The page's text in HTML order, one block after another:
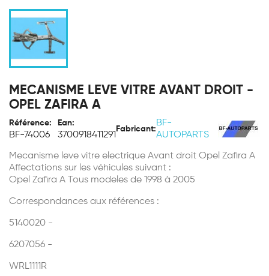
MECANISME LEVE VITRE AVANT DROIT -
OPEL ZAFIRA A
Référence:
BF-74006
Ean:
3700918411291
Fabricant:
BF-
AUTOPARTS
Mecanisme leve vitre electrique Avant droit Opel Zafira A
Affectations sur les véhicules suivant :
Opel Zafira A Tous modeles de 1998 à 2005
Correspondances aux références :
5140020 -
6207056 -
WRL1111R